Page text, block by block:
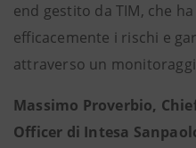
end gestito da TIM, che
efficacemente i rischi e
attraverso un
Massimo Proverbio,
Officer di Intesa